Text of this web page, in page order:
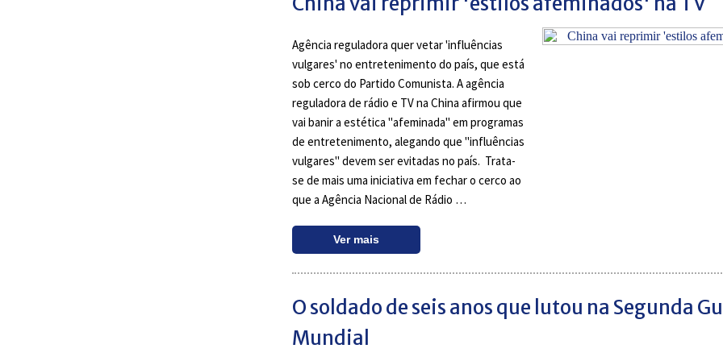
Agência reguladora quer vetar 'influências
vulgares' no entretenimento do país, que está
sob cerco do Partido Comunista. A agência
reguladora de rádio e TV na China afirmou que
vai banir a estética "afeminada" em programas
de entretenimento, alegando que "influências
vulgares" devem ser evitadas no país. Trata-
se de mais uma iniciativa em fechar o cerco ao
que a Agência Nacional de Rádio …
Ver mais
O soldado de seis anos que lutou na Segunda
Mundial